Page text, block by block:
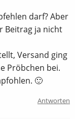
darf? Aber
Beitrag ja nicht
Versand ging
Pröbchen bei.
🙂
Antworten